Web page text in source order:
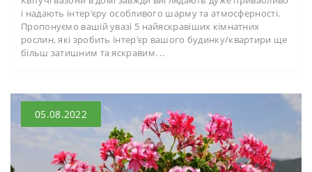
і надають інтер'єру особливого шарму та атмосферності.
Пропонуємо вашій увазі 5 найяскравіших кімнатних
рослин, які зробить інтер'єр вашого будинку/квартири ще
більш затишним та яскравим. ..
05.08.2022